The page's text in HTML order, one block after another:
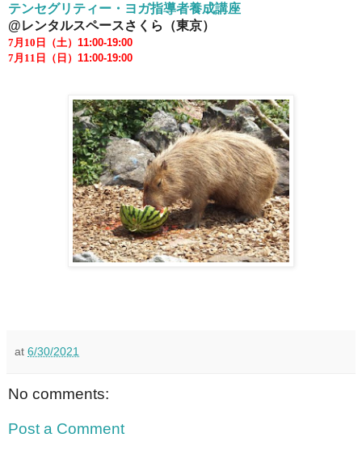
テンセグリティー・ヨガ指導者養成講座
@レンタルスペースさくら（東京）
7月10 日（土）11:00-19:00
7月11 日（日）11:00-19:00
at 6/30/2021
No comments:
Post a Comment